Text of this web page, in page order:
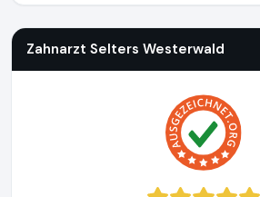
Zahnarzt Selters Westerwald